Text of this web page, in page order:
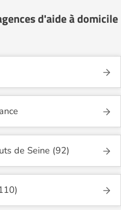
d'aide à domicile
de Seine (92)